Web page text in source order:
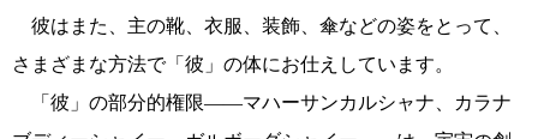
彼はまた、主の靴、衣服、装飾、傘などの姿をとって、
さまざまな方法で「彼」の体にお仕えしています。
「彼」の部分的権限――マハーサンカルシャナ、カラナ